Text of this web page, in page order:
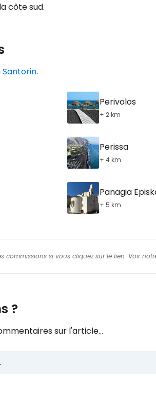
côte sud.
Santorin.
Perivolos
+ 2 km
Perissa
+ 4 km
Panagia
+ 5 km
si vous cliquez sur le lien. Voir
?
sur l'article...